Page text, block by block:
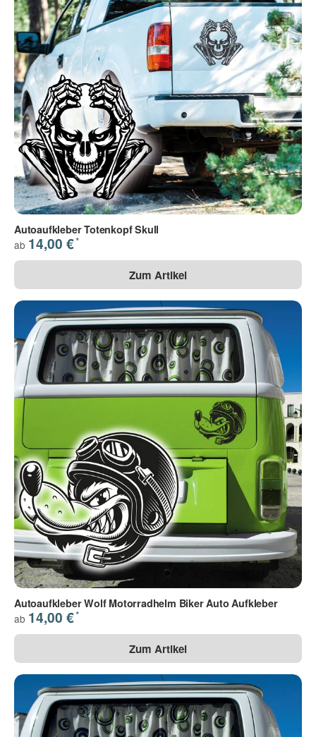
Autoaufkleber Totenkopf Skull
ab 14,00 €*
Zum Artikel
Autoaufkleber Wolf Motorradhelm Biker Auto Aufkleber
ab 14,00 €*
Zum Artikel